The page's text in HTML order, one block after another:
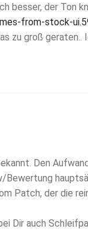
besser, der Ton
from-stock-
zu groß
Den
Bewertung
Patch, der die
Dir auch